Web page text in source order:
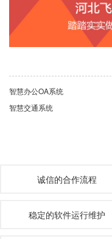
智慧办公OA系统
智慧交通系统
诚信的合作流程
稳定的软件运行维护